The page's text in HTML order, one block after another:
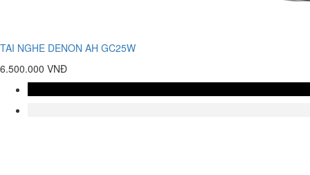
TAI NGHE DENON AH GC25W
6.500.000 VNĐ